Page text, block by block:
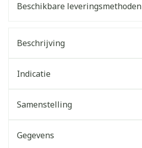
Beschikbare leveringsmethoden
Beschrijving
Indicatie
Samenstelling
Gegevens